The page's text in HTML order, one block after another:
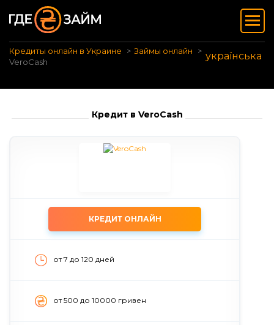
Кредиты онлайн в Украине
Займы онлайн
VeroCash
українська
Кредит в VeroCash
КРЕДИТ ОНЛАЙН
от 7 до 120 дней
от 500 до 10000 гривен